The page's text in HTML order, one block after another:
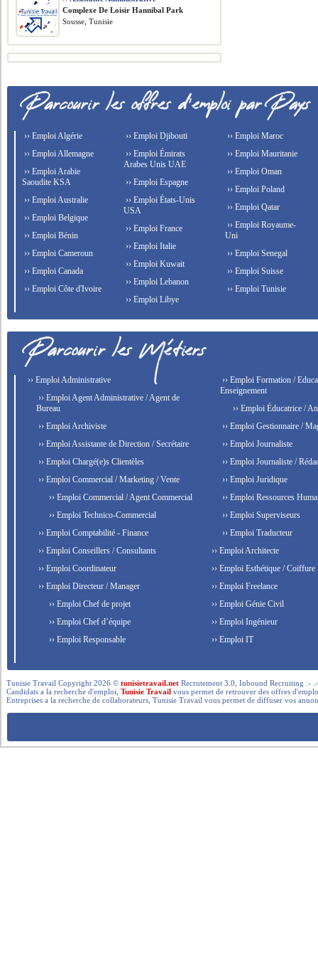
Complexe De Loisir Hannibal Park
Sousse, Tunisie
›› Emploi Algérie
›› Emploi Allemagne
›› Emploi Arabie
Saoudite KSA
›› Emploi Australie
›› Emploi Belgique
›› Emploi Bénin
›› Emploi Cameroun
›› Emploi Canada
›› Emploi Côte d'Ivoire
›› Emploi Djibouti
›› Emploi Émirats
Arabes Unis UAE
›› Emploi Espagne
›› Emploi États-Unis
USA
›› Emploi France
›› Emploi Italie
›› Emploi Kuwait
›› Emploi Lebanon
›› Emploi Libye
›› Emploi Maroc
›› Emploi Mauritanie
›› Emploi Oman
›› Emploi Poland
›› Emploi Qatar
›› Emploi Royaume-
Uni
›› Emploi Senegal
›› Emploi Suisse
›› Emploi Tunisie
›› Emploi Administrative
›› Emploi Agent Administrative / Agent de
Bureau
›› Emploi Archiviste
›› Emploi Assistante de Direction / Secrétaire
›› Emploi Chargé(e)s Clientèles
›› Emploi Commercial / Marketing / Vente
›› Emploi Commercial / Agent Commercial
›› Emploi Technico-Commercial
›› Emploi Comptabilité - Finance
›› Emploi Conseillers / Consultants
›› Emploi Coordinateur
›› Emploi Directeur / Manager
›› Emploi Chef de projet
›› Emploi Chef d’équipe
›› Emploi Responsable
›› Emploi Formation /
Enseignement
›› Emploi Éducatrice /
›› Emploi Gestionnaire /
›› Emploi Journaliste
›› Emploi Journaliste /
›› Emploi Juridique
›› Emploi Ressources
›› Emploi Superviseurs
›› Emploi Traducteur
›› Emploi Architecte
›› Emploi Esthétique / Coiffure
›› Emploi Freelance
›› Emploi Génie Civil
›› Emploi Ingénieur
›› Emploi IT
Tunisie Travail Copyright 2026 ©tunisietravail.net Recrutement 3.0, Inbound Recruiting .-
Candidats a la recherche d'emploi,Tunisie Travail vous permet de retrouver des offres
Entreprises a la recherche de collaborateurs, Tunisie Travail vous permet de diffuser vos